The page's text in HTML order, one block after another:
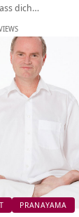
dich…
PRANAYAMA